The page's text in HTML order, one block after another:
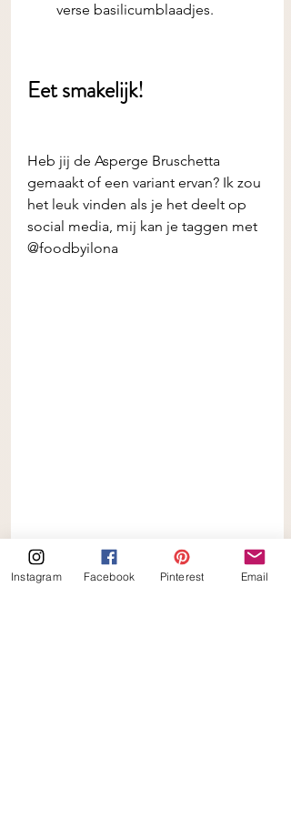
verse basilicumblaadjes.
Eet smakelijk!
Heb jij de Asperge Bruschetta
gemaakt of een variant ervan? Ik zou
het leuk vinden als je het deelt op
social media, mij kan je taggen met
@foodbyilona
Instagram Facebook Pinterest Email